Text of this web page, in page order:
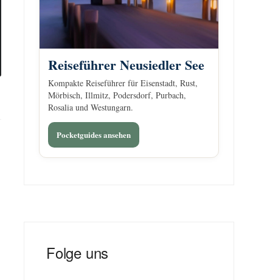
Reiseführer Neusiedler See
Kompakte Reiseführer für Eisenstadt, Rust,
Mörbisch, Illmitz, Podersdorf, Purbach,
Rosalia und Westungarn.
Pocketguides ansehen
Folge uns